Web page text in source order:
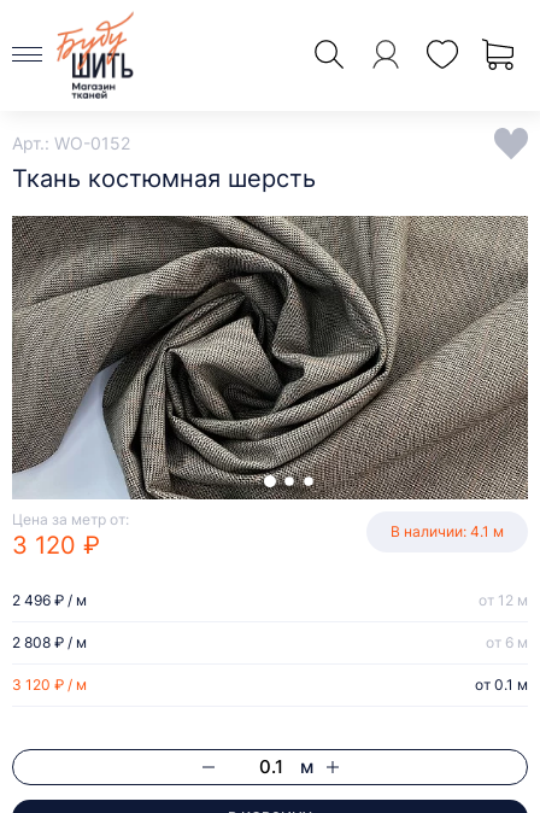
Арт.: WO-0152
Ткань костюмная шерсть
Цена за метр от:
3 120 ₽ В наличии: 4.1 м
3 120 ₽ / м от 0.1 м
2 808 ₽ / м от 6 м
2 496 ₽ / м от 12 м
м